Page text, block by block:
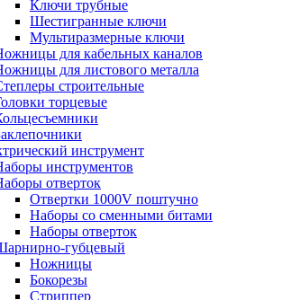
Ключи трубные
Шестигранные ключи
Мультиразмерные ключи
для кабельных каналов
для листового металла
строительные
торцевые
инструмент
инструментов
отверток
Отвертки 1000V поштучно
Наборы со сменными битами
Наборы отверток
губцевый
Ножницы
Бокорезы
Стриппер